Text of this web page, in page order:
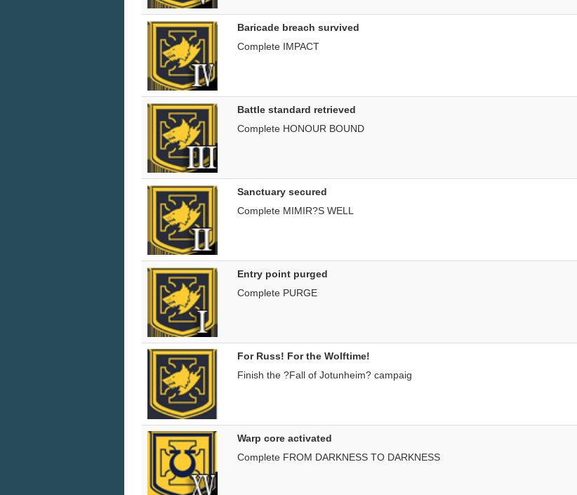
Baricade breach survived
Complete IMPACT
Battle standard retrieved
Complete HONOUR BOUND
Sanctuary secured
Complete MIMIR?S WELL
Entry point purged
Complete PURGE
For Russ! For the Wolftime!
Finish the ?Fall of Jotunheim? campaig
Warp core activated
Complete FROM DARKNESS TO DARKNESS